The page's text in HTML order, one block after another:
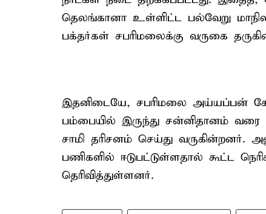
தெலங்கானா உள்ளிட்ட பல்வேறு
பக்தர்கள் சபரிமலைக்கு வருகை
இதனிடையே, சபரிமலை அய்யப்பன்
பம்பையில் இருந்து சன்னிதானம் வரை
சாமி தரிசனம் செய்து வருகின்றனர்.
பணிகளில் ஈடுபட்டுள்ளதால் கூட்ட
தெரிவித்துள்ளனர்.